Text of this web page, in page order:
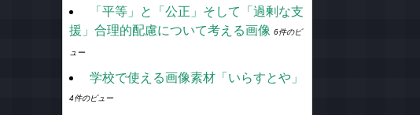
「平等」と「公正」そして「過剰な支
援」合理的配慮について考える画像 6件のビ
ュー
学校で使える画像素材「いらすとや」
4件のビュー